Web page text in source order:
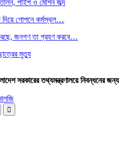
পাইপ ও মেশিন জব্দ
দিয়ে গোপনে কর্মস্থল…
করছে, জনগণ তা গ্রহণ করবে…
মৃত্যু
সরকারের তথ্যমন্ত্রণালয়ে নিবন্ধনের জন্য